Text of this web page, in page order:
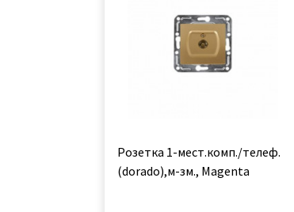
Розетка 1-мест.комп./телеф.
(dorado),м-зм., Magenta